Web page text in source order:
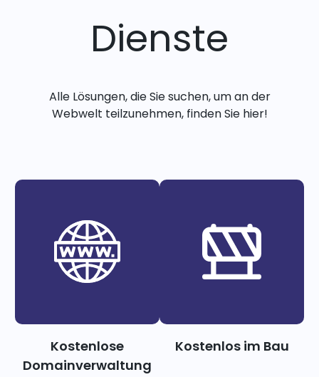
Dienste
Alle Lösungen, die Sie suchen, um an der
Webwelt teilzunehmen, finden Sie hier!
Kostenlose
Domainverwaltung
Kostenlos im Bau